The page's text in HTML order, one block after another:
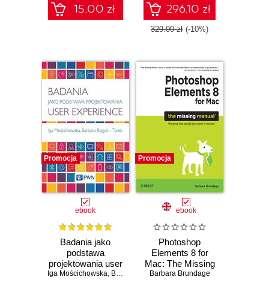
15.00 zł 296.10 zł
329.00 zł (-10%)
Promocja
ebook
Badania jako
podstawa
projektowania user
experience
Iga Mościchowska, Barbara Rogoś-Turek
Promocja
ebook
Photoshop
Elements 8 for
Mac: The Missing
Manual
Barbara Brundage